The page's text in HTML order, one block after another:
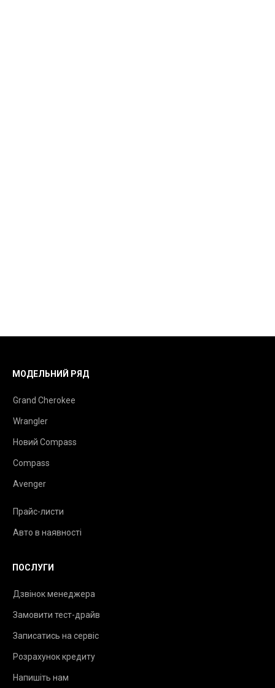
МОДЕЛЬНИЙ РЯД
Grand Cherokee
Wrangler
Новий Compass
Compass
Avenger
Прайс-листи
Авто в наявності
ПОСЛУГИ
Дзвінок менеджера
Замовити тест-драйв
Записатись на сервіс
Розрахунок кредиту
Напишіть нам